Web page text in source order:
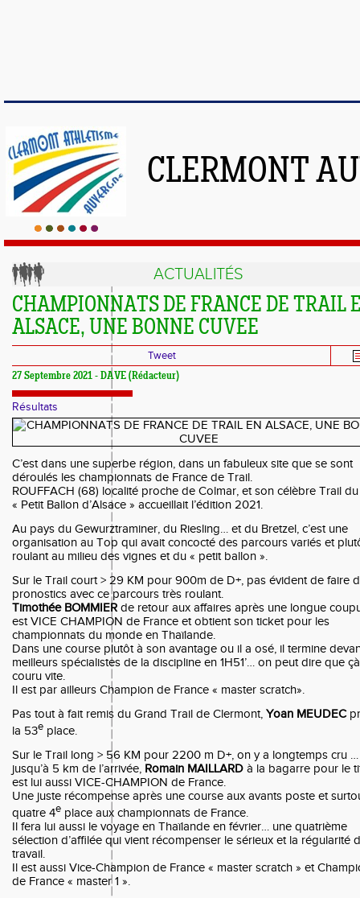
CLERMONT
ACTUALITÉS
CHAMPIONNATS DE FRANCE DE TRAIL
ALSACE, UNE BONNE CUVEE
Tweet
27 Septembre 2021 - DAVE (Rédacteur)
Résultats
C’est dans une superbe région, dans un fabuleux site que se sont
déroulés les championnats de France de Trail.
ROUFFACH (68) localité proche de Colmar, et son célèbre Trail du
« Petit Ballon d’Alsace » accueillait l’édition 2021.
Au pays du Gewurztraminer, du Riesling… et du Bretzel, c’est une
organisation au Top qui avait concocté des parcours variés et
roulant au milieu des vignes et du « petit ballon ».
Sur le Trail court > 29 KM pour 900m de D+, pas évident de faire
pronostics avec ce parcours très roulant.
Timothée BOMMIER de retour aux affaires après une longue
est VICE CHAMPION de France et obtient son ticket pour les
championnats du monde en Thaïlande.
Dans une course plutôt à son avantage ou il a osé, il termine
meilleurs spécialistes de la discipline en 1H51’… on peut dire que
couru vite.
Il est par ailleurs Champion de France « master scratch».
Pas tout à fait remis du Grand Trail de Clermont, Yoan MEUDEC
la 53e place.
Sur le Trail long > 56 KM pour 2200 m D+, on y a longtemps cru …
jusqu’à 5 km de l’arrivée, Romain MAILLARD à la bagarre pour le
est lui aussi VICE-CHAMPION de France.
Une juste récompense après une course aux avants poste et
quatre 4e place aux championnats de France.
Il fera lui aussi le voyage en Thaïlande en février… une quatrième
sélection d’affilée qui vient récompenser le sérieux et la régularité
travail.
Il est aussi Vice-Champion de France « master scratch » et
de France « master 1 ».